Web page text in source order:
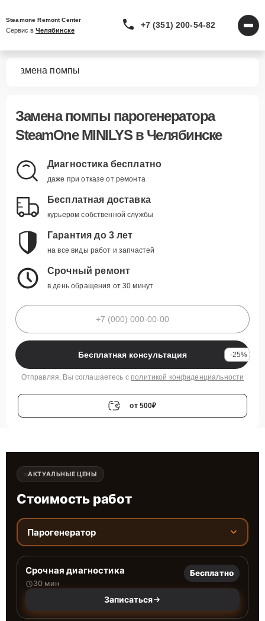
Steamone Remont Center
Сервис в Челябинске
+7 (351) 200-54-82
Замена помпы
Замена помпы парогенератора
SteamOne MINILYS в Челябинске
Диагностика бесплатно
даже при отказе от ремонта
Бесплатная доставка
курьером собственной службы
Гарантия до 3 лет
на все виды работ и запчастей
Срочный ремонт
в день обращения от 30 минут
Бесплатная консультация -25%
Отправляя, Вы соглашаетесь с политикой конфиденциальности
от 500₽
АКТУАЛЬНЫЕ ЦЕНЫ
Стоимость работ
Парогенератор
Срочная диагностика
30 мин
Бесплатно
Записаться